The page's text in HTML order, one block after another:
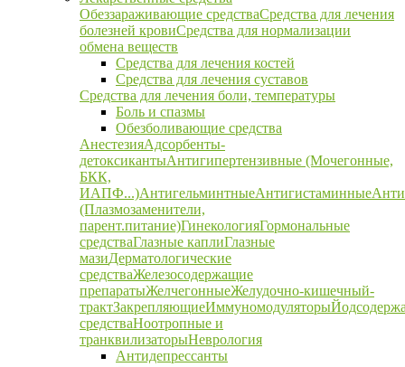
Обеззараживающие средстваСредства для лечения
болезней кровиСредства для нормализации
обмена веществ
Средства для лечения костей
Средства для лечения суставов
Средства для лечения боли, температуры
Боль и спазмы
Обезболивающие средства
АнестезияАдсорбенты-
детоксикантыАнтигипертензивные (Мочегонные,
БКК,
ИАПФ...)АнтигельминтныеАнтигистаминные
(Плазмозаменители,
парент.питание)ГинекологияГормональные
средстваГлазные каплиГлазные
мазиДерматологические
средстваЖелезосодержащие
препаратыЖелчегонныеЖелудочно-кишечный-
трактЗакрепляющиеИммуномодуляторы
средстваНоотропные и
транквилизаторыНеврология
Антидепрессанты